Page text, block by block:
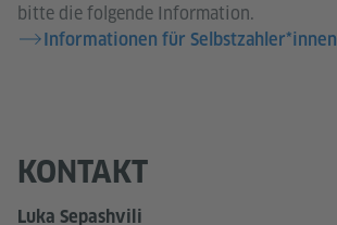
bitte die folgende Information.
Informationen für Selbstzahler*innen
KONTAKT
Luka Sepashvili